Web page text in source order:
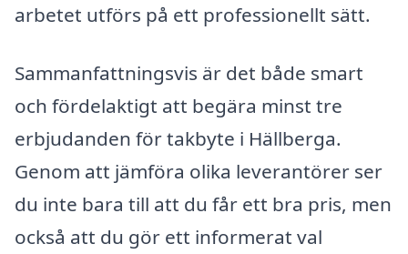
arbetet utförs på ett professionellt sätt.
Sammanfattningsvis är det både smart
och fördelaktigt att begära minst tre
erbjudanden för takbyte i Hällberga.
Genom att jämföra olika leverantörer ser
du inte bara till att du får ett bra pris, men
också att du gör ett informerat val